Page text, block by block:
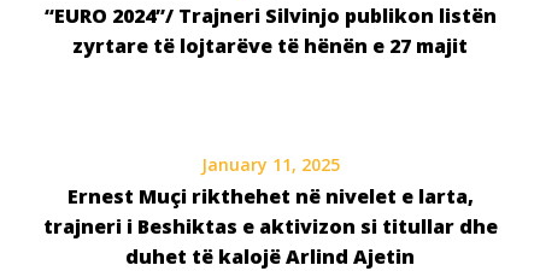
“EURO 2024”/ Trajneri Silvinjo publikon listën
zyrtare të lojtarëve të hënën e 27 majit
January 11, 2025
Ernest Muçi rikthehet në nivelet e larta,
trajneri i Beshiktas e aktivizon si titullar dhe
duhet të kalojë Arlind Ajetin